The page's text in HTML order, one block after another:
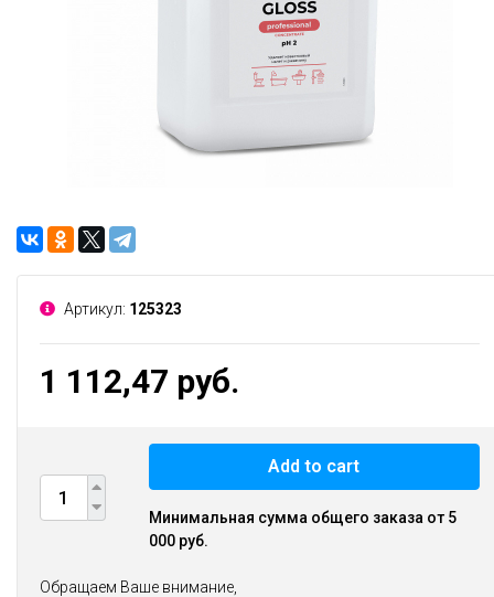
Артикул: 125323
1 112,47 руб.
Add to cart
Минимальная сумма общего заказа от 5
000 руб.
Обращаем Ваше внимание,